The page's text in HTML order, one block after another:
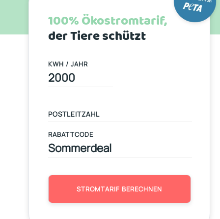
100% Ökostromtarif,
der Tiere schützt
KWH / JAHR
RABATTCODE
STROMTARIF BERECHNEN